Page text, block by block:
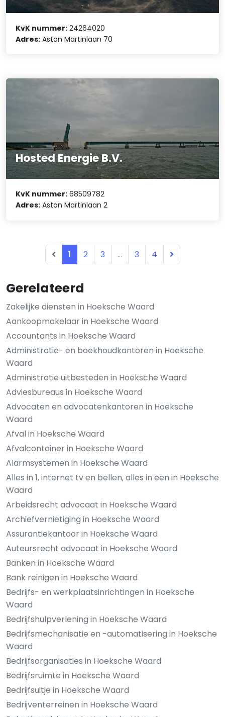
Gerelateerd
Zakelijke diensten in Hoeksche Waard
Aankoopmakelaar in Hoeksche Waard
Accountants in Hoeksche Waard
Administratie- en boekhoudkantoren in Hoeksche
Waard
Administratie uitbesteden in Hoeksche Waard
Adviesbureaus in Hoeksche Waard
Advocaten en advocatenkantoren in Hoeksche
Waard
Afval in Hoeksche Waard
Afvalcontainer in Hoeksche Waard
Alarmsystemen in Hoeksche Waard
Alles in 1, internet tv en bellen, alles in een in Hoeksche
Waard
Arbeidsrecht advocaat in Hoeksche Waard
Archiefvernietiging in Hoeksche Waard
Assurantiekantoor in Hoeksche Waard
Auteursrecht advocaat in Hoeksche Waard
Banken in Hoeksche Waard
Bank reinigen in Hoeksche Waard
Bedrijfs- en werkplaatsinrichtingen in Hoeksche
Waard
Bedrijfshulpverlening in Hoeksche Waard
Bedrijfsmechanisatie en -automatisering in Hoeksche
Waard
Bedrijfsorganisaties in Hoeksche Waard
Bedrijfsruimte in Hoeksche Waard
Bedrijfsuitje in Hoeksche Waard
Bedrijventerreinen in Hoeksche Waard
KvK nummer: 24264020
Adres: Aston Martinlaan 70
Hosted Energie B.V.
KvK nummer: 68509782
Adres: Aston Martinlaan 2
1 2 3 ... 3 4